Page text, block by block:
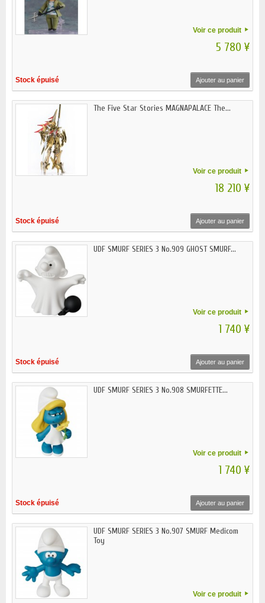
Voir ce produit
5 780 ¥
Stock épuisé Ajouter au panier
The Five Star Stories MAGNAPALACE The...
Voir ce produit
18 210 ¥
Stock épuisé Ajouter au panier
UDF SMURF SERIES 3 No.909 GHOST SMURF...
Voir ce produit
1 740 ¥
Stock épuisé Ajouter au panier
UDF SMURF SERIES 3 No.908 SMURFETTE...
Voir ce produit
1 740 ¥
Stock épuisé Ajouter au panier
UDF SMURF SERIES 3 No.907 SMURF Medicom
Toy
Voir ce produit